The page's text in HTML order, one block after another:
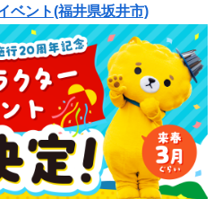
ベント(福井県坂井市)